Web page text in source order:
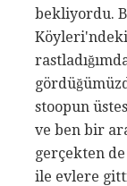
bekliyordu.
stoopun
ve ben bir
gerçekten
ile evlere